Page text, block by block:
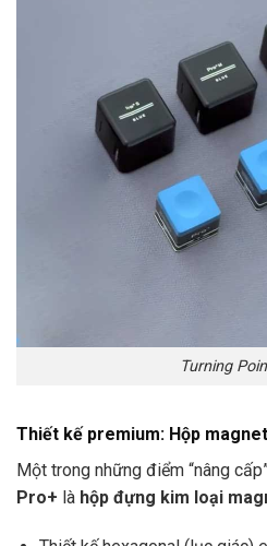
Turning
Thiết kế premium: Hộp
Một trong những điểm “nâng
Pro+ là hộp đựng kim loại